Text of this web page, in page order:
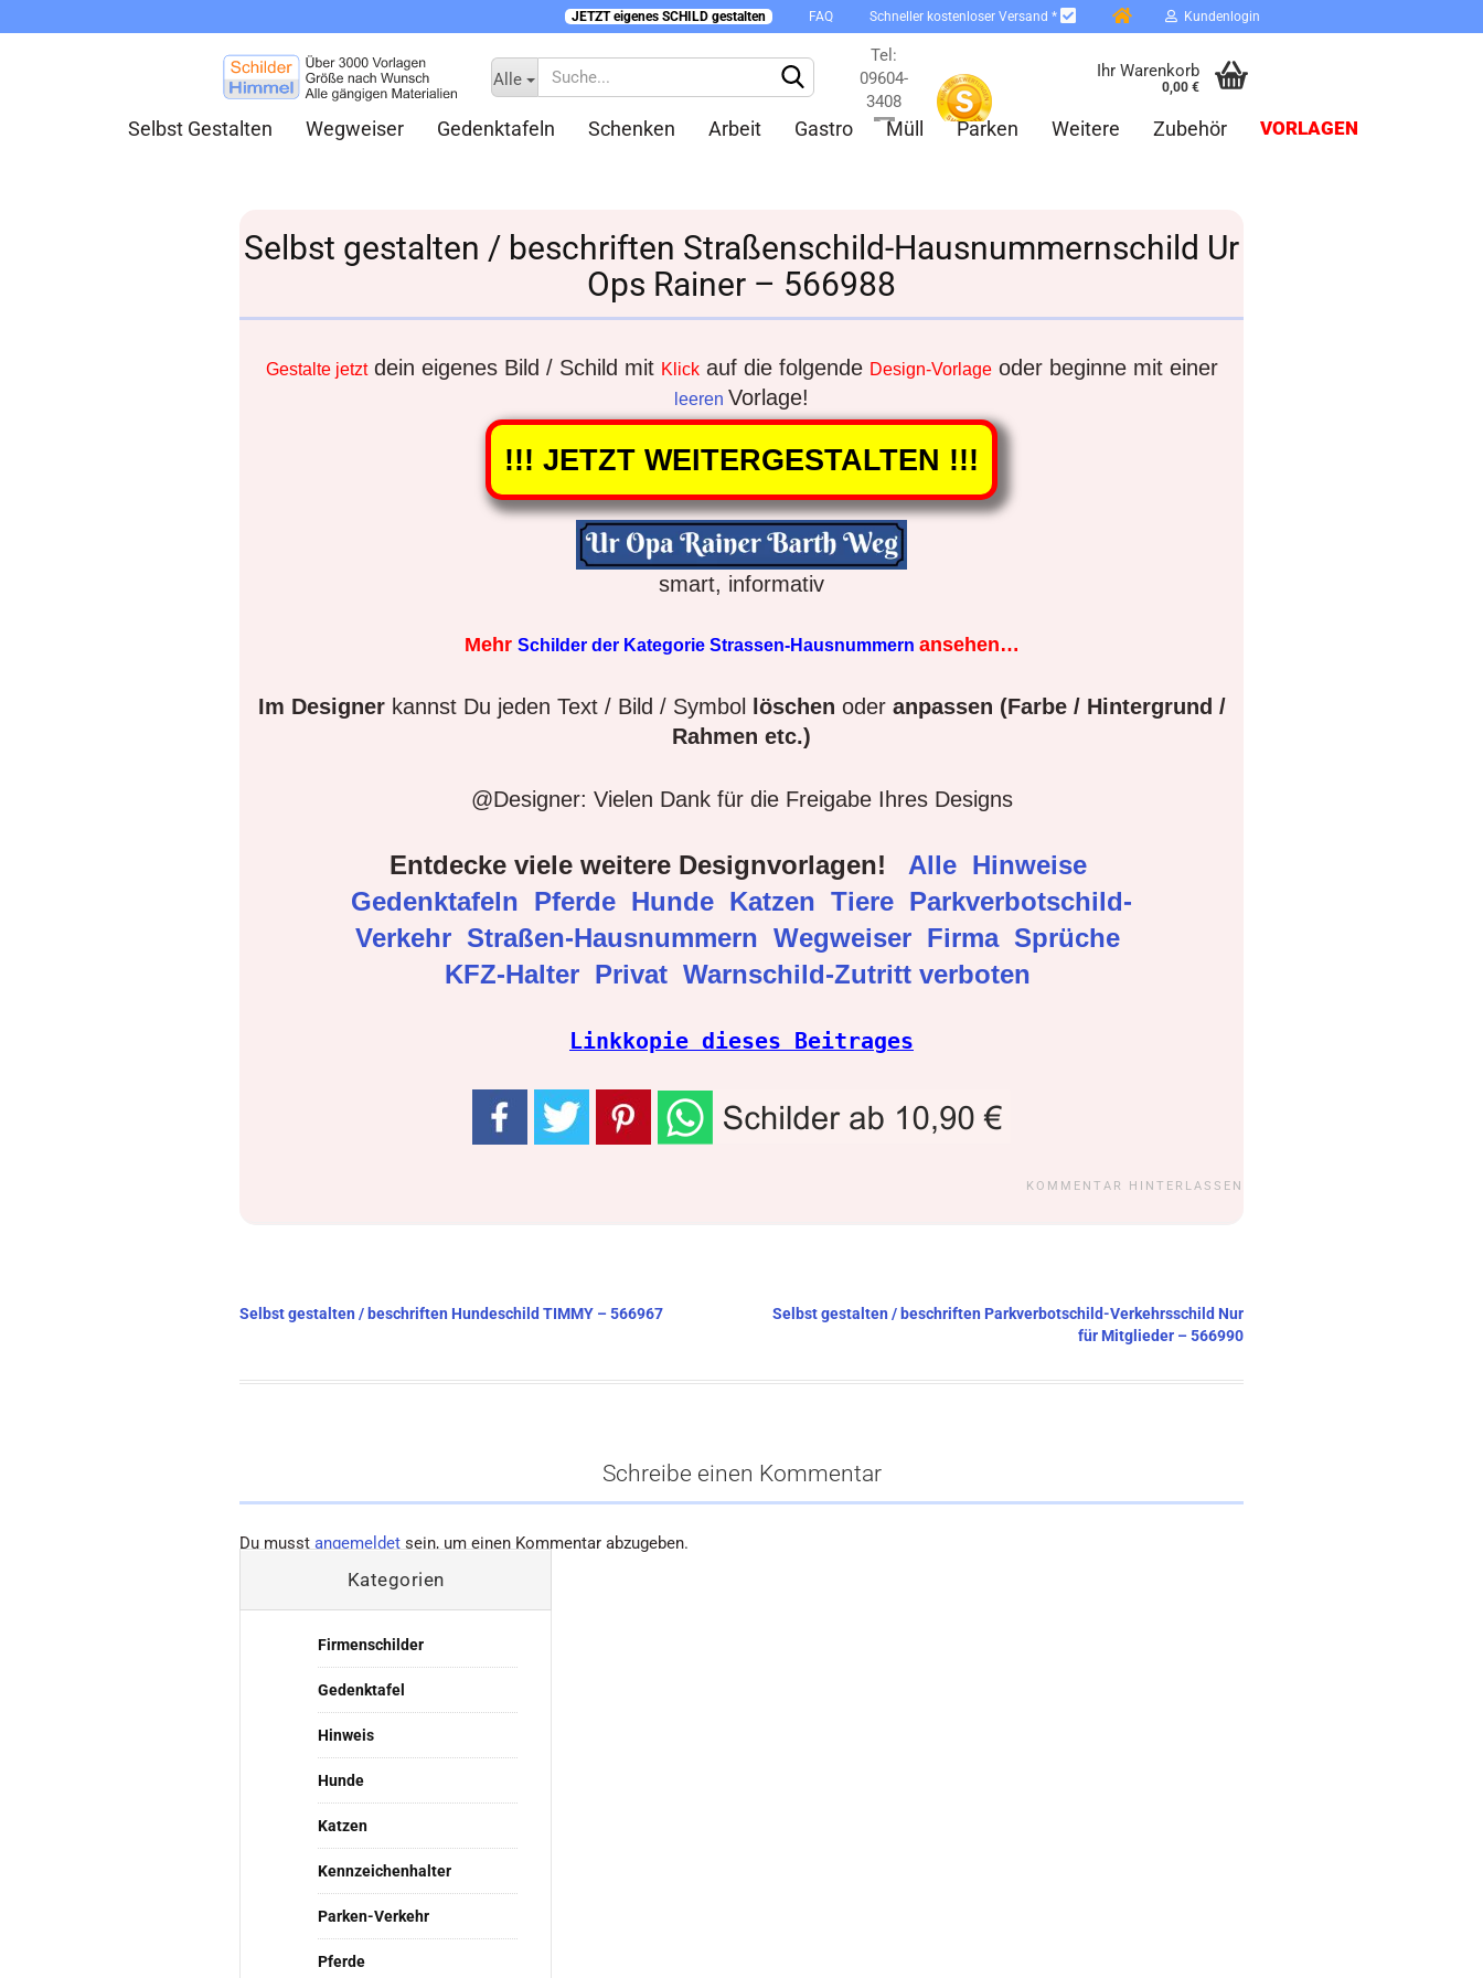
JETZT eigenes SCHILD gestalten FAQ Schneller kostenloser Versand * Kundenlogin
Konto erstellen
Passwort vergessen?
Alle
Tel:
09604-
3408
Ihr Warenkorb
0,00 €
Selbst Gestalten Wegweiser Gedenktafeln Schenken Arbeit Gastro Müll Parken Weitere Zubehör VORLAGEN
Selbst gestalten / beschriften Straßenschild-Hausnummernschild Ur
Ops Rainer – 566988
Gestalte jetztdein eigenes Bild / Schild mit Klickauf die folgende Design-Vorlageoder beginne mit einer
leeren Vorlage!
!!! JETZT WEITERGESTALTEN !!!
smart, informativ
Mehr Schilder der Kategorie Strassen-Hausnummern ansehen…
Im Designerkannst Du jeden Text / Bild / Symbol löschen oder anpassen (Farbe / Hintergrund /
Rahmen etc.)
@Designer: Vielen Dank für die Freigabe Ihres Designs
Entdecke viele weitere Designvorlagen! Alle
Hinweise
Gedenktafeln
Pferde Hunde Katzen Tiere
Parkverbotschild-
Verkehr Straßen-Hausnummern Wegweiser Firma Sprüche
KFZ-Halter
Privat Warnschild-Zutritt verboten
Linkkopie dieses Beitrages
KOMMENTAR HINTERLASSEN
Beitragsnavigation
Selbst gestalten / beschriften Hundeschild TIMMY – 566967
Selbst gestalten / beschriften Parkverbotschild-Verkehrsschild Nur
für Mitglieder – 566990
Schreibe einen Kommentar
Du musst angemeldet sein, um einen Kommentar abzugeben.
Kategorien
Firmenschilder
Gedenktafel
Hinweis
Hunde
Katzen
Kennzeichenhalter
Parken-Verkehr
Pferde